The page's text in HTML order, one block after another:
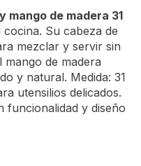
mango de madera 31
Su cabeza de
mezclar y servir sin
mango de madera
y natural. Medida: 31
utensilios delicados.
funcionalidad y diseño